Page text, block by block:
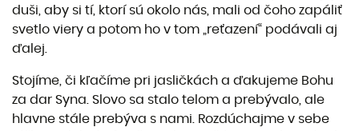
duši, aby si tí, ktorí sú okolo nás, mali od čoho zapáliť
svetlo viery a potom ho v tom „reťazení“ podávali aj
ďalej.
Stojíme, či kľačíme pri jasličkách a ďakujeme Bohu
za dar Syna. Slovo sa stalo telom a prebývalo, ale
hlavne stále prebýva s nami. Rozdúchajme v sebe